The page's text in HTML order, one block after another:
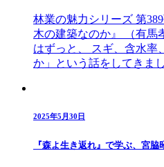
林業の魅力シリーズ 第
木の建築なのか』 （有
はずっと、 スギ、含水率
か」という話をしてきま
2025年5月30日
『森よ生き返れ』で学ぶ、宮